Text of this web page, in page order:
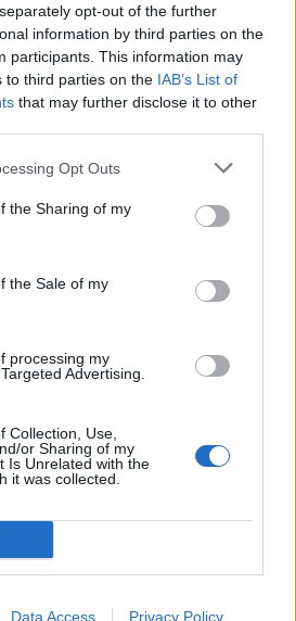
opt-out of the further
information by third parties on the
participants. This information may
to third parties on the IAB’s List of
that may further disclose it to other
Opt Outs
the Sharing of my
the Sale of my
processing my
Advertising.
Collection, Use,
or Sharing of my
Is Unrelated with the
it was collected.
Data Access Privacy Policy
julkaisussaan, että
yllätyksiä hänen elämästään
jo pitkän aikaa.
sarjassa mukana 50+ vuotiaana
mut, et ehkä sittenkään
aikamoista.